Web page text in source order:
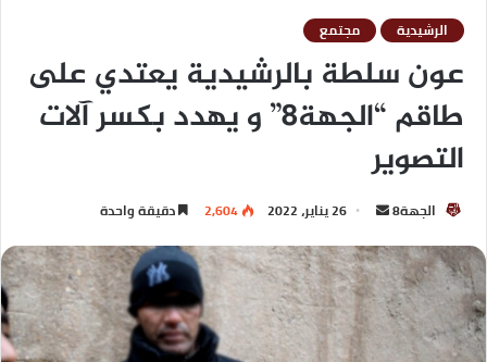
الرشيدية مجتمع
عون سلطة بالرشيدية يعتدي على
طاقم “الجهة8” و يهدد بكسر آلات
التصوير
الجهة8 26 يناير، 2022 2,604 دقيقة واحدة